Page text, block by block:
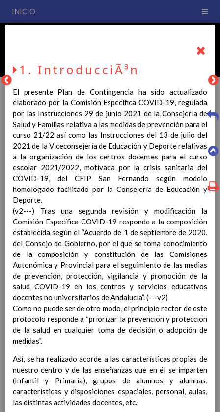
INICIO
CEIP San Fernando
PLAN DE CENTRO
La entrada en vigor del Real Decreto 126/2014, de 28 de
febrero, por el que se establece el currículo básico de la
Educación Primaria, se ha hecho necesario la revisión y
adecuación de nuestro Plan de Centro a esta normativa, el cual
usted podrá consultar desde este sitio web.
Esperamos que sea de su interés.
Contenido
IntroducciÃ³n
AnÃ¡lisis del Contexto
Proyecto Educativo
Marco Normativo
Objetivos propios para la mejora del rendimiento
escolar
LÃ­neas generales de actuaciÃ³n pedagÃ³gica
CoordinaciÃ³n y concreciÃ³n de los contenidos
enseÃ±anzas
EducaciÃ³n Infantil (Segundo Ciclo)
noviembre 2019
Objetivos generales 15 noviembre 2019
Ãreas Curriculares
1. IntroducciÃ³n
El presente Plan de Contingencia ha sido actualizado
elaborado por la Comisión Específica COVID-19, regulada
por las Instrucciones 29 de junio 2021 de la Consejería de
Salud y Familias relativa a las medidas de prevención para el
curso 21/22 así como las Instrucciones del 13 de julio del
2021 de la Viceconsejería de Educación y Deporte relativas
a la organización de los centros docentes para el curso
escolar 2021/2022, motivada por la crisis sanitaria del
COVID-19, del CEIP San Fernando según modelo
homologado facilitado por la Consejería de Educación y
Deporte.
(v2---) Tras una segunda revisión y modificación la
Comisión Específica COVID-19 responde a la composición
establecida según el “Acuerdo de 1 de septiembre de 2020,
del Consejo de Gobierno, por el que se toma conocimiento
de la composición y constitución de las Comisiones
Autonómica y Provincial para el seguimiento de las medias
de prevención, protección, vigilancia y promoción de la
salud COVID-19 en los centros y servicios educativos
docentes no universitarios de Andalucía”. (---v2)
Como no puede ser de otro modo, el principio rector de este
protocolo responde a “priorizar la prevención y protección
de la salud en cualquier toma de decisión o adopción de
medidas".
Así, se ha realizado acorde a las características propias de
nuestro centro y de las enseñanzas que en él se imparten
(Infantil y Primaria), grupos de alumnos y alumnas,
características y disposiciones espaciales, personal, aulas,
las distintas actividades docentes, etc.